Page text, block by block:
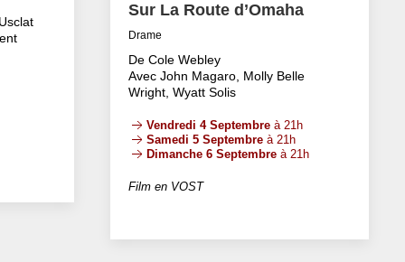
Sur La Route d’Omaha
Drame
De Cole Webley
Avec John Magaro, Molly Belle
Wright, Wyatt Solis
Vendredi 4 Septembre à 21h
Samedi 5 Septembre à 21h
Dimanche 6 Septembre à 21h
Film en VOST